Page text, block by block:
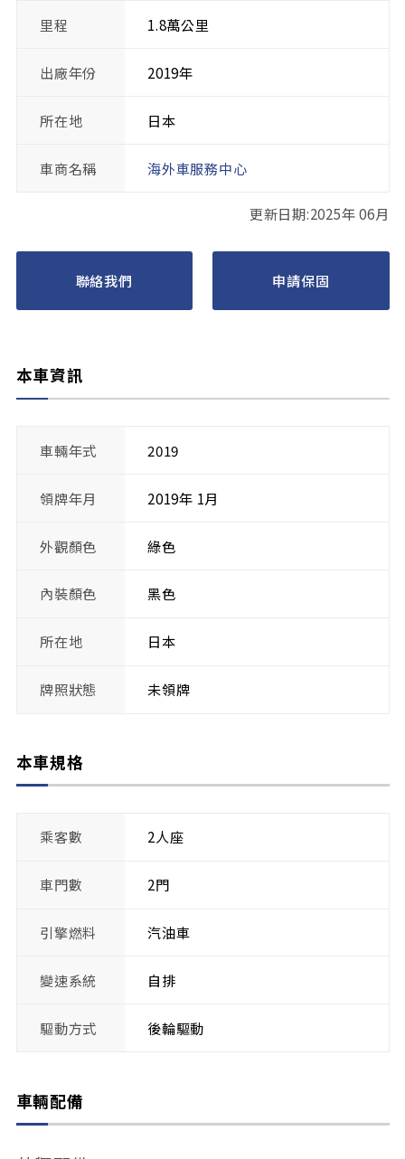
里程 1.8萬公里
出廠年份 2019年
所在地 日本
車商名稱 海外車服務中心
更新日期:2025年 06月
聯絡我們 申請保固
本車資訊
車輛年式 2019
領牌年月 2019年 1月
外觀顏色 綠色
內裝顏色 黑色
所在地 日本
牌照狀態 未領牌
本車規格
乘客數 2人座
車門數 2門
引擎燃料 汽油車
變速系統 自排
驅動方式 後輪驅動
車輛配備